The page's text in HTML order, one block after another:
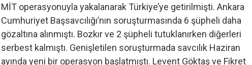
MİT operasyonuyla yakalanarak Türkiye’ye getirilmişti. Ankara
Cumhuriyet Başsavcılığı’nın soruşturmasında 6 şüpheli daha
gözaltına alınmıştı. Bozkır ve 2 şüpheli tutuklanırken diğerleri
serbest kalmıştı. Genişletilen soruşturmada savcılık Haziran
ayında yeni bir operasyon başlatmıştı. Levent Göktaş ve Fikret